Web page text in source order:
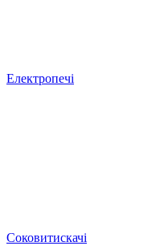
Електропечі
Соковитискачі